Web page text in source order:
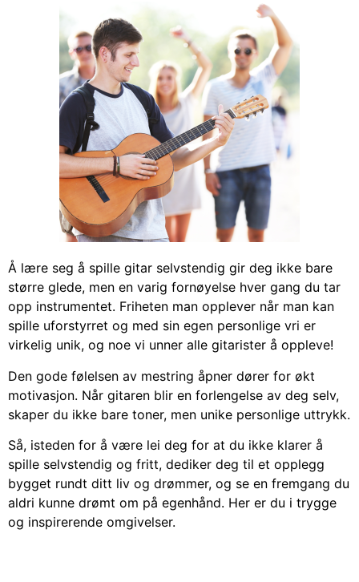
Å lære seg å spille gitar selvstendig gir deg ikke bare
større glede, men en varig fornøyelse hver gang du tar
opp instrumentet. Friheten man opplever når man kan
spille uforstyrret og med sin egen personlige vri er
virkelig unik, og noe vi unner alle gitarister å oppleve!
Den gode følelsen av mestring åpner dører for økt
motivasjon. Når gitaren blir en forlengelse av deg selv,
skaper du ikke bare toner, men unike personlige uttrykk.
Så, isteden for å være lei deg for at du ikke klarer å
spille selvstendig og fritt, dediker deg til et opplegg
bygget rundt ditt liv og drømmer, og se en fremgang du
aldri kunne drømt om på egenhånd. Her er du i trygge
og inspirerende omgivelser.